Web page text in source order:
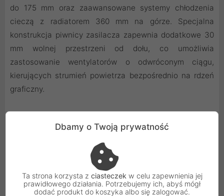
do 175 mm oraz zaawansowane systemy chłodzenia
cieczą z radiatorem 360 mm na górze. Specjalna
konstrukcja piwnicy zasilacza zapewnia dodatkowe 30
mm wolnej przestrzeni od dołu, co umożliwia
zastosowanie wentylatorów o odwróconym ciągu,
kierujących strumień powietrza bezpośrednio na rdzeń
graficzny.
Dbamy o Twoją prywatność
Ta strona korzysta z ciasteczekw celu zapewnienia jej
prawidłowego działania. Potrzebujemy ich, abyś mógł
dodać produkt do koszyka albo się zalogować.